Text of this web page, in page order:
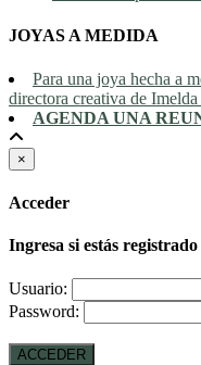
JOYAS A MEDIDA
Para una joya hecha a
directora creativa de Imelda
AGENDA UNA
×
Acceder
Ingresa si estás registrado
Usuario:
Password:
ACCEDER